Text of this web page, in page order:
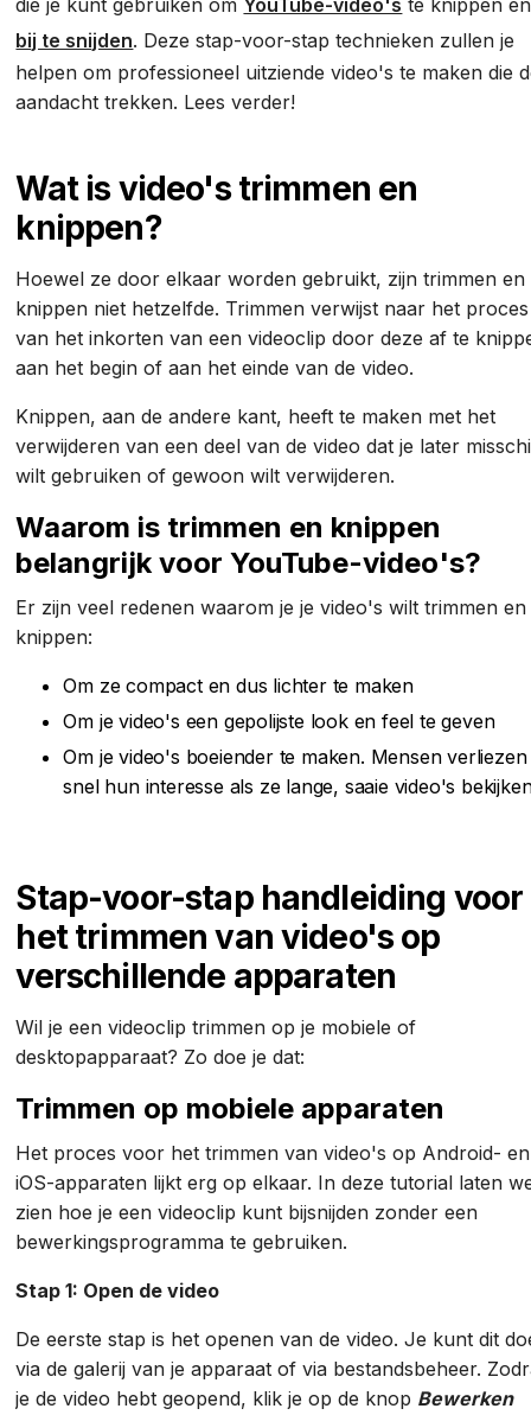
die je kunt gebruiken om YouTube-video's te knippen en
bij te snijden. Deze stap-voor-stap technieken zullen je
helpen om professioneel uitziende video's te maken die
aandacht trekken. Lees verder!
Wat is video's trimmen en
knippen?
Hoewel ze door elkaar worden gebruikt, zijn trimmen en
knippen niet hetzelfde. Trimmen verwijst naar het proces
van het inkorten van een videoclip door deze af te
aan het begin of aan het einde van de video.
Knippen, aan de andere kant, heeft te maken met het
verwijderen van een deel van de video dat je later
wilt gebruiken of gewoon wilt verwijderen.
Waarom is trimmen en knippen
belangrijk voor YouTube-video's?
Er zijn veel redenen waarom je je video's wilt trimmen en
knippen:
Om ze compact en dus lichter te maken
Om je video's een gepolijste look en feel te geven
Om je video's boeiender te maken. Mensen verliezen
snel hun interesse als ze lange, saaie video's
Stap-voor-stap handleiding voor
het trimmen van video's op
verschillende apparaten
Wil je een videoclip trimmen op je mobiele of
desktopapparaat? Zo doe je dat:
Trimmen op mobiele apparaten
Het proces voor het trimmen van video's op Android- en
iOS-apparaten lijkt erg op elkaar. In deze tutorial laten
zien hoe je een videoclip kunt bijsnijden zonder een
bewerkingsprogramma te gebruiken.
Stap 1: Open de video
De eerste stap is het openen van de video. Je kunt dit
via de galerij van je apparaat of via bestandsbeheer.
je de video hebt geopend, klik je op de knop Bewerken